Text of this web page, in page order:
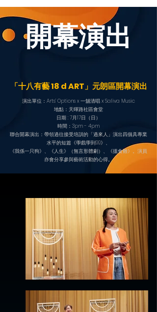
​開幕演出
「十八有藝 18 d ART」元朗區開幕演出
演出單位：Arts’ Options x 一舖清唱 x Saliva Music
地點：天暉路社區會堂
日期 : 7月17日（日）
時間：3pm - 4pm
聯合開幕演出：帶領過往接受培訓的「過來人」演出四個具專業
水平的短篇《學戲學到99》、
《我係一只狗》、《人生》（無言形體劇）、《搵食難》。演員
亦會分享參與藝術活動的心得。